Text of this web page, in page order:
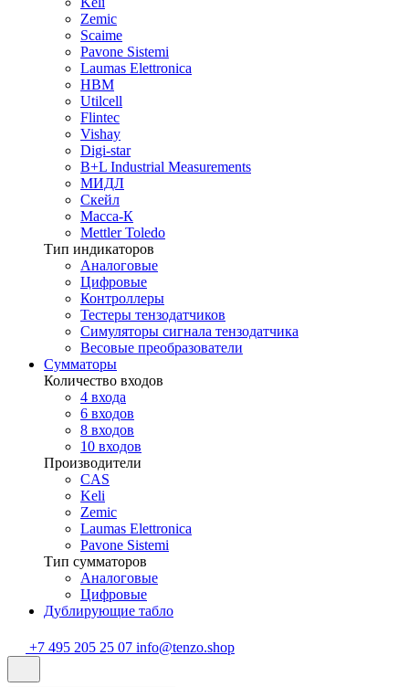
Zemic
Scaime
Pavone Sistemi
Laumas Elettronica
HBM
Utilcell
Flintec
Vishay
Digi-star
B+L Industrial Measurements
МИДЛ
Скейл
Масса-К
Mettler Toledo
Тип индикаторов
Аналоговые
Цифровые
Контроллеры
Тестеры тензодатчиков
Симуляторы сигнала тензодатчика
Весовые преобразователи
Сумматоры
Количество входов
4 входа
6 входов
8 входов
10 входов
Производители
CAS
Keli
Zemic
Laumas Elettronica
Pavone Sistemi
Тип сумматоров
Аналоговые
Цифровые
Дублирующие табло
+7 495 205 25 07 info@tenzo.shop